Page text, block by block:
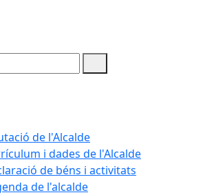
de l'Alcalde
i dades de l'Alcalde
de béns i activitats
de l'alcalde